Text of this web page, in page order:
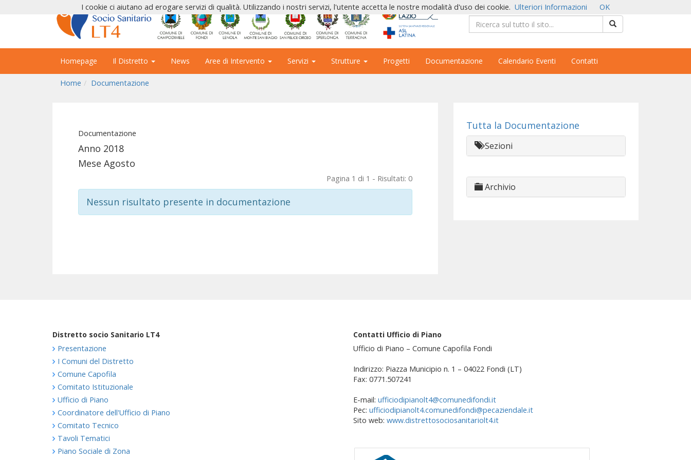
Homepage Il Distretto News Aree di Intervento Servizi Strutture Progetti Documentazione Calendario Eventi Contatti
Home Documentazione
Documentazione
Anno 2018
Mese Agosto
Pagina 1 di 1 - Risultati: 0
Nessun risultato presente in documentazione
Tutta la Documentazione
Sezioni
Archivio
Distretto socio Sanitario LT4
Presentazione
I Comuni del Distretto
Comune Capofila
Comitato Istituzionale
Ufficio di Piano
Coordinatore dell'Ufficio di Piano
Comitato Tecnico
Tavoli Tematici
Piano Sociale di Zona
Contatti Ufficio di Piano
Ufficio di Piano – Comune Capofila Fondi
Indirizzo: Piazza Municipio n. 1 – 04022 Fondi (LT)
Fax: 0771.507241
E-mail: ufficiodipianolt4@comunedifondi.it
Pec: ufficiodipianolt4.comunedifondi@pecaziendale.it
Sito web: www.distrettosociosanitariolt4.it
I cookie ci aiutano ad erogare servizi di qualità. Utilizzando i nostri servizi, l'utente accetta le nostre modalità d'uso dei cookie. Ulteriori Informazioni OK